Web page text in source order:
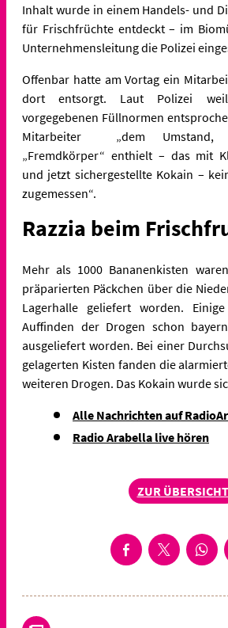
Inhalt wurde in einem Handels- und
für Frischfrüchte entdeckt – im
Unternehmensleitung die Polizei
Offenbar hatte am Vortag ein
dort entsorgt. Laut Polizei
vorgegebenen Füllnormen
Mitarbeiter „dem
„Fremdkörper“ enthielt – das mit
und jetzt sichergestellte Kokain –
zugemessen“.
Razzia beim
Mehr als 1000 Bananenkisten
präparierten Päckchen über die
Lagerhalle geliefert worden.
Auffinden der Drogen schon
ausgeliefert worden. Bei einer
gelagerten Kisten fanden die
weiteren Drogen. Das Kokain wurde
Alle Nachrichten auf
Radio Arabella live hören
ZUR ÜBERSICHT